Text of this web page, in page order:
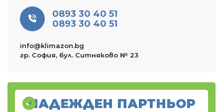
0893 30 40 51
0893 30 40 51
info@klimazon.bg
гр. София, бул. Ситняково № 23
НАДЕЖДЕН ПАРТНЬОР